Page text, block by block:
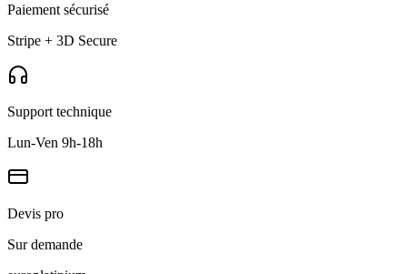
Paiement sécurisé
Stripe + 3D Secure
Support technique
Lun-Ven 9h-18h
Devis pro
Sur demande